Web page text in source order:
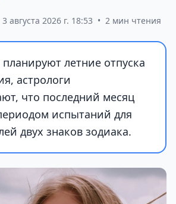
3 августа 2026 г. 18:53 • 2 мин чтения
летние отпуска
астрологи
что последний месяц
испытаний для
двух знаков зодиака.